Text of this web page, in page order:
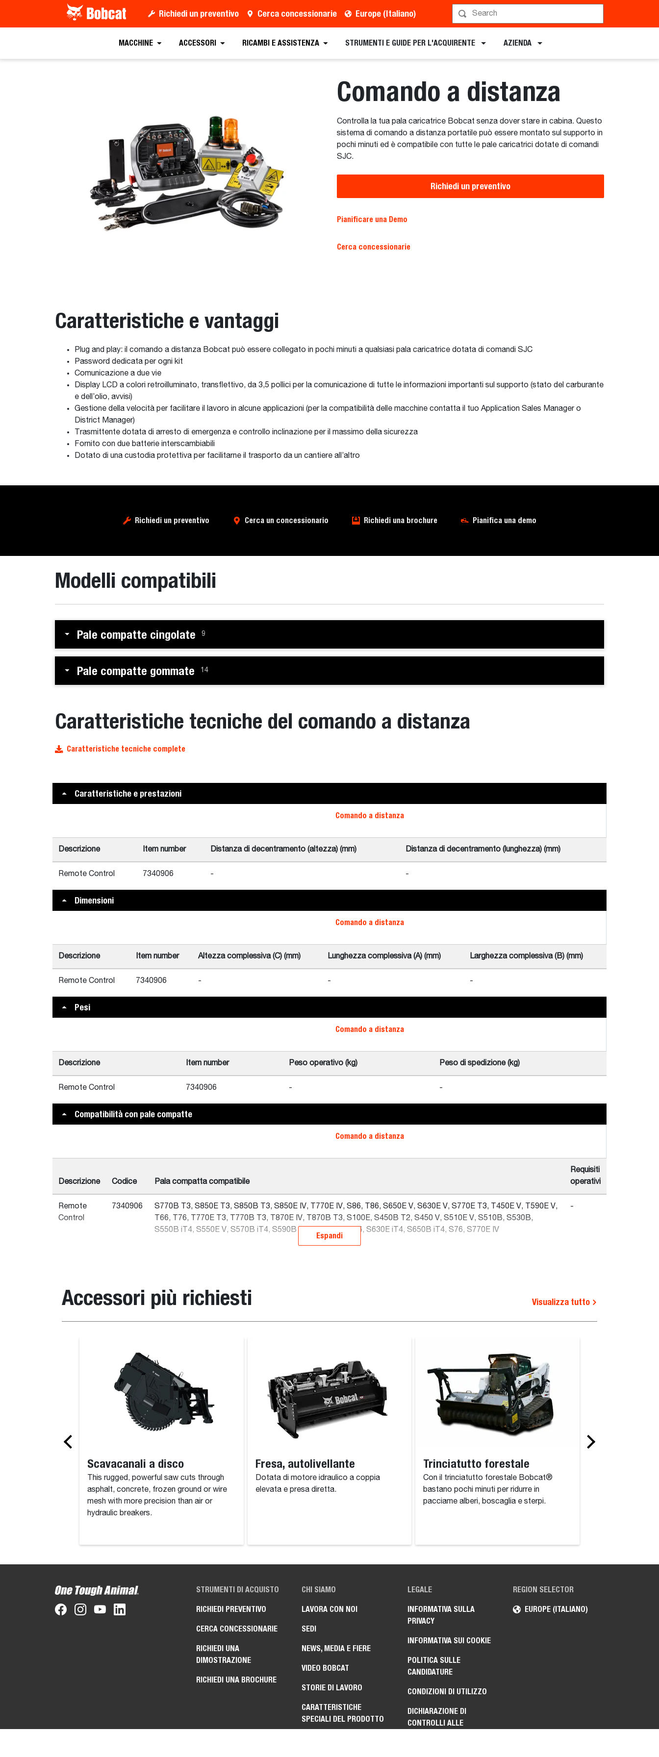
Richiedi un preventivo Cerca concessionarie Europe (Italiano)
MACCHINE ACCESSORI RICAMBI E ASSISTENZA STRUMENTI E GUIDE PER L'ACQUIRENTE AZIENDA
Comando a distanza
Controlla la tua pala caricatrice Bobcat senza dover stare in cabina. Questo
sistema di comando a distanza portatile può essere montato sul supporto in
pochi minuti ed è compatibile con tutte le pale caricatrici dotate di comandi
SJC.
Richiedi un preventivo
Pianificare una Demo
Cerca concessionarie
Caratteristiche e vantaggi
Plug and play: il comando a distanza Bobcat può essere collegato in pochi minuti a qualsiasi pala caricatrice dotata di comandi SJC
Password dedicata per ogni kit
Comunicazione a due vie
Display LCD a colori retroilluminato, transflettivo, da 3,5 pollici per la comunicazione di tutte le informazioni importanti sul supporto (stato del carburante
e dell’olio, avvisi)
Gestione della velocità per facilitare il lavoro in alcune applicazioni (per la compatibilità delle macchine contatta il tuo Application Sales Manager o
District Manager)
Trasmittente dotata di arresto di emergenza e controllo inclinazione per il massimo della sicurezza
Fornito con due batterie interscambiabili
Dotato di una custodia protettiva per facilitarne il trasporto da un cantiere all’altro
Richiedi un preventivo Cerca un concessionario Richiedi una brochure Pianifica una demo
Richiedi un preventivo Cerca un concessionario Richiedi una brochure Pianifica una demo
Modelli compatibili
Pale compatte cingolate 9
Pale compatte gommate 14
Caratteristiche tecniche del comando a distanza
Caratteristiche tecniche complete
Caratteristiche e prestazioni
Comando a distanza
Descrizione Item number Distanza di decentramento (altezza) (mm) Distanza di decentramento (lunghezza) (mm)
Remote Control 7340906 - -
Dimensioni
Comando a distanza
Descrizione Item number Altezza complessiva (C) (mm) Lunghezza complessiva (A) (mm) Larghezza complessiva (B) (mm)
Remote Control 7340906 - - -
Pesi
Comando a distanza
Descrizione Item number Peso operativo (kg) Peso di spedizione (kg)
Remote Control 7340906 - -
Compatibilità con pale compatte
Comando a distanza
Descrizione Codice Pala compatta compatibile
Requisiti
operativi
Remote
Control
7340906
S770B T3, S850E T3, S850B T3, S850E IV, T770E IV, S86, T86, S650E V, S630E V, S770E T3, T450E V, T590E V,
T66, T76, T770E T3, T770B T3, T870E IV, T870B T3, S100E, S450B T2, S450 V, S510E V, S510B, S530B,
S550B iT4, S550E V, S570B iT4, S590B iT4, S590E V, S66, S630E iT4, S650B iT4, S76, S770E IV
-
Espandi
Accessori più richiesti Visualizza tutto
Scavacanali a disco
This rugged, powerful saw cuts through
asphalt, concrete, frozen ground or wire
mesh with more precision than air or
hydraulic breakers.
Fresa, autolivellante
Dotata di motore idraulico a coppia
elevata e presa diretta.
Trinciatutto forestale
Con il trinciatutto forestale Bobcat®
bastano pochi minuti per ridurre in
pacciame alberi, boscaglia e sterpi.
REGION SELECTOR
EUROPE (ITALIANO)
STRUMENTI DI ACQUISTO
RICHIEDI PREVENTIVO
CERCA CONCESSIONARIE
RICHIEDI UNA
DIMOSTRAZIONE
RICHIEDI UNA BROCHURE
CHI SIAMO
LAVORA CON NOI
SEDI
NEWS, MEDIA E FIERE
VIDEO BOBCAT
STORIE DI LAVORO
CARATTERISTICHE
SPECIALI DEL PRODOTTO
LEGALE
INFORMATIVA SULLA
PRIVACY
INFORMATIVA SUI COOKIE
POLITICA SULLE
CANDIDATURE
CONDIZIONI DI UTILIZZO
DICHIARAZIONE DI
CONTROLLI ALLE